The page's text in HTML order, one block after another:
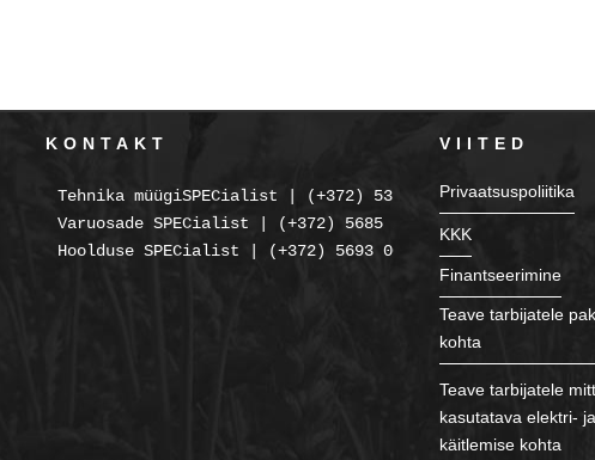
KONTAKT
Tehnika müügiSPECialist | (+372) 5354 2238
Varuosade SPECialist | (+372) 5685 2225
Hoolduse SPECialist | (+372) 5693 0086
VIITED
Privaatsuspoliitika
KKK
Finantseerimine
Teave tarbijatele
kohta
Teave tarbijatele
kasutatava elektri-
käitlemise kohta